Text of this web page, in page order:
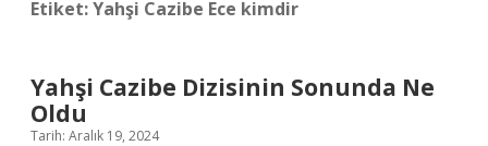
Etiket:Yahşi Cazibe Ece kimdir
Yahşi Cazibe Dizisinin Sonunda Ne
Oldu
Tarih: Aralık 19, 2024